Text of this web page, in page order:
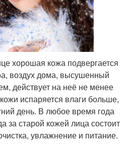
хорошая кожа подвергается
воздух дома, высушенный
действует на неё не менее
испаряется влаги больше,
день. В любое время года
за старой кожей лица состоит
увлажнение и питание.